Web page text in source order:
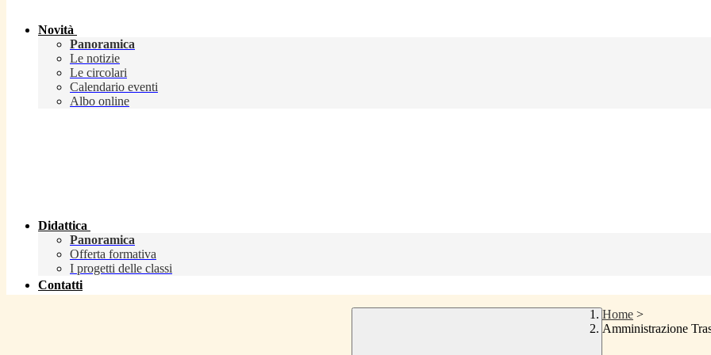
Novità
Panoramica
Le notizie
Le circolari
Calendario eventi
Albo online
Didattica
Panoramica
Offerta formativa
I progetti delle classi
Contatti
Home >
Amministrazione